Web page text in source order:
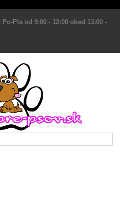
Pia od 9:00 - 12:00 obed 13:00 -